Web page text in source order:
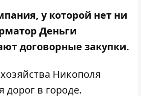
у которой нет ни
Деньги
договорные закупки.
Никополя
в городе.